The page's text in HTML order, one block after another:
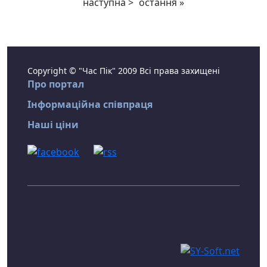
Copyright © "Час Пік" 2009 Всі права захищені
Про портал
Інформаційна співпраця
Наші ціни